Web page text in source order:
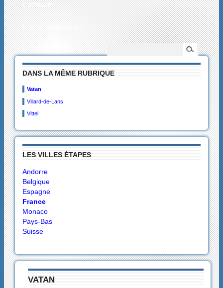
L’actualité
Les collectionneurs
DANS LA MÊME RUBRIQUE
Vatan
Villard-de-Lans
Vittel
LES VILLES ÉTAPES
Andorre
Belgique
Espagne
France
Monaco
Pays-Bas
Suisse
VATAN